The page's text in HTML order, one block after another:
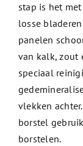
stap is het
losse
panelen
van kalk, zout
speciaal
vlekken
borstel
borstelen.